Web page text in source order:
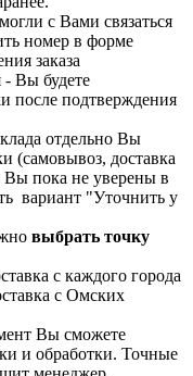
с Вами связаться
номер в форме
заказа
- Вы будете
после подтверждения
отдельно Вы
(самовывоз, доставка
Вы пока не уверены в
вариант "Уточнить у
выбрать точку
с каждого города
с Омских
Вы сможете
и обработки. Точные